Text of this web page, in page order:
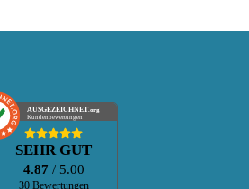
AUSGEZEICHNET.org
Kundenbewertungen
SEHR GUT
4.87 / 5.00
30 Bewertungen